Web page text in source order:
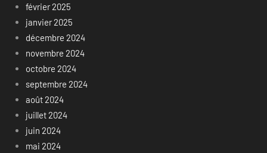
février 2025
janvier 2025
décembre 2024
novembre 2024
octobre 2024
septembre 2024
août 2024
juillet 2024
juin 2024
mai 2024